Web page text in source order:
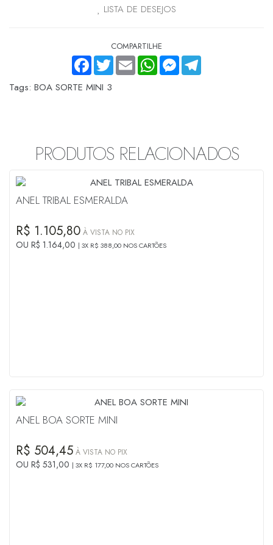
LISTA DE DESEJOS
COMPARTILHE
FACEBOOKTWITTEREMAIL WHATSAPPMESSENGER
TELEGRAM
Tags: BOA SORTE MINI 3
PRODUTOS RELACIONADOS
ANEL TRIBAL ESMERALDA
R$ 1.105,80 À VISTA NO PIX
OU R$ 1.164,00 3X R$ 388,00 NOS CARTÕES
ANEL BOA SORTE MINI
R$ 504,45 À VISTA NO PIX
OU R$ 531,00 3X R$ 177,00 NOS CARTÕES